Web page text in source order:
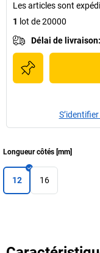
Les articles sont
1 lot de 20000
Délai de livraison:
Longueur côtés [mm]
12 16